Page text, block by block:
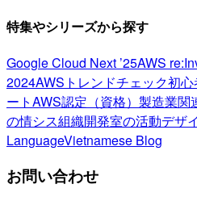
特集やシリーズから探す
Google Cloud Next ’25AWS
2024AWSトレンドチェック初心
ートAWS認定（資格） 製造業関
の情シス組織開発室の活動デザ
LanguageVietnamese Blog
お問い合わせ